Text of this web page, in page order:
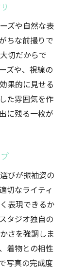
ズや自然な表
ちな前撮りで
切だからで
ズや、視線の
果的に見せる
た雰囲気を作
に残る一枚が
びが振袖姿の
切なライティ
表現できるか
タジオ独自の
さを強調しま
着物との相性
写真の完成度